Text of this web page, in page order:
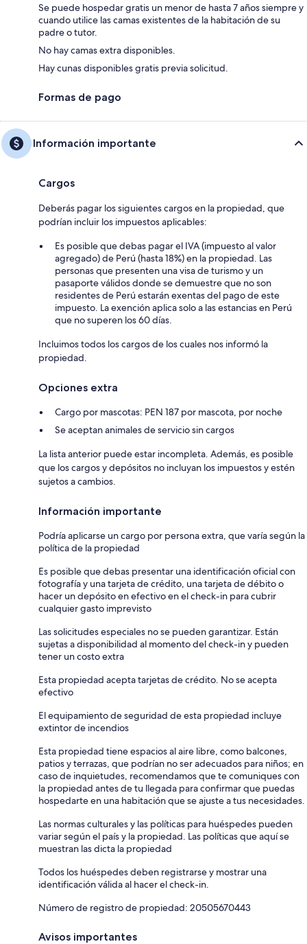
Se puede hospedar gratis un menor de hasta 7 años siempre y
cuando utilice las camas existentes de la habitación de su
padre o tutor.
No hay camas extra disponibles.
Hay cunas disponibles gratis previa solicitud.
Formas de pago
Información importante
Cargos
Deberás pagar los siguientes cargos en la propiedad, que
podrían incluir los impuestos aplicables:
Es posible que debas pagar el IVA (impuesto al valor
agregado) de Perú (hasta 18%) en la propiedad. Las
personas que presenten una visa de turismo y un
pasaporte válidos donde se demuestre que no son
residentes de Perú estarán exentas del pago de este
impuesto. La exención aplica solo a las estancias en Perú
que no superen los 60 días.
Incluimos todos los cargos de los cuales nos informó la
propiedad.
Opciones extra
Cargo por mascotas: PEN 187 por mascota, por noche
Se aceptan animales de servicio sin cargos
La lista anterior puede estar incompleta. Además, es posible
que los cargos y depósitos no incluyan los impuestos y estén
sujetos a cambios.
Información importante
Podría aplicarse un cargo por persona extra, que varía según la
política de la propiedad
Es posible que debas presentar una identificación oficial con
fotografía y una tarjeta de crédito, una tarjeta de débito o
hacer un depósito en efectivo en el check-in para cubrir
cualquier gasto imprevisto
Las solicitudes especiales no se pueden garantizar. Están
sujetas a disponibilidad al momento del check-in y pueden
tener un costo extra
Esta propiedad acepta tarjetas de crédito. No se acepta
efectivo
El equipamiento de seguridad de esta propiedad incluye
extintor de incendios
Esta propiedad tiene espacios al aire libre, como balcones,
patios y terrazas, que podrían no ser adecuados para niños; en
caso de inquietudes, recomendamos que te comuniques con
la propiedad antes de tu llegada para confirmar que puedas
hospedarte en una habitación que se ajuste a tus necesidades.
Las normas culturales y las políticas para huéspedes pueden
variar según el país y la propiedad. Las políticas que aquí se
muestran las dicta la propiedad
Todos los huéspedes deben registrarse y mostrar una
identificación válida al hacer el check-in.
Número de registro de propiedad: 20505670443
Avisos importantes